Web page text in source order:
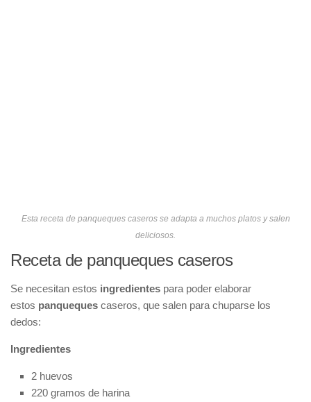
Esta receta de panqueques caseros se adapta a muchos platos y salen
deliciosos.
Receta de panqueques caseros
Se necesitan estos ingredientes para poder elaborar
estos panqueques caseros, que salen para chuparse los
dedos:
Ingredientes
2 huevos
220 gramos de harina